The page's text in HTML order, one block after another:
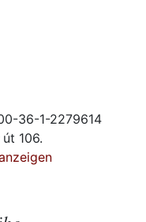
36-1-2279614
106.